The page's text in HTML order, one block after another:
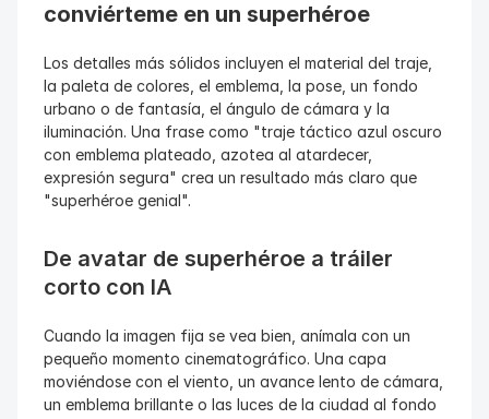
conviérteme en un superhéroe
Los detalles más sólidos incluyen el material del traje,
la paleta de colores, el emblema, la pose, un fondo
urbano o de fantasía, el ángulo de cámara y la
iluminación. Una frase como "traje táctico azul oscuro
con emblema plateado, azotea al atardecer,
expresión segura" crea un resultado más claro que
"superhéroe genial".
De avatar de superhéroe a tráiler
corto con IA
Cuando la imagen fija se vea bien, anímala con un
pequeño momento cinematográfico. Una capa
moviéndose con el viento, un avance lento de cámara,
un emblema brillante o las luces de la ciudad al fondo